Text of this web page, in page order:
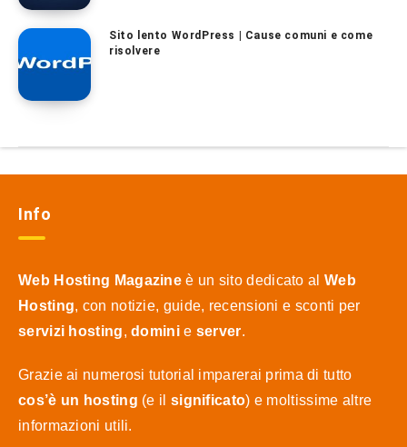
Sito lento WordPress | Cause comuni e come
risolvere
Info
Web Hosting Magazine è un sito dedicato al Web
Hosting, con notizie, guide, recensioni e sconti per
servizi hosting,dominie server.
Grazie ai numerosi tutorial imparerai prima di tutto
cos’è un hosting (e il significato) e moltissime altre
informazioni utili.